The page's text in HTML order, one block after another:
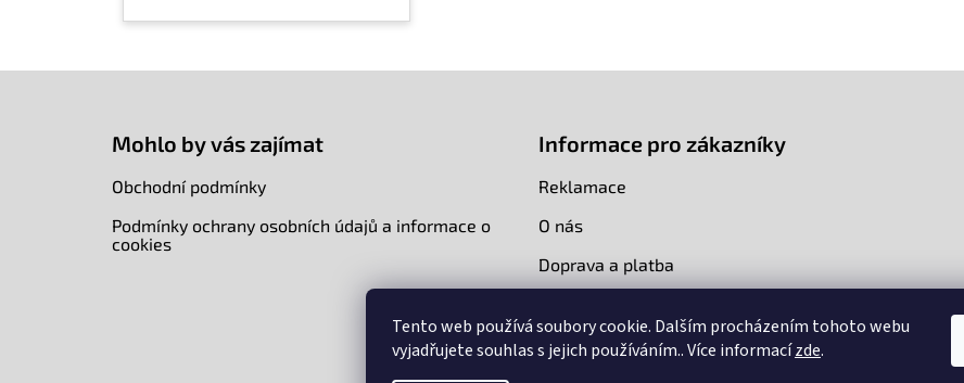
Tento web používá soubory cookie. Dalším procházením tohoto webu
vyjadřujete souhlas s jejich používáním.. Více informacízde.
Mohlo by vás zajímat
Obchodní podmínky
Podmínky ochrany osobních údajů a informace o
cookies
Informace pro zákazníky
Reklamace
O nás
Doprava a platba